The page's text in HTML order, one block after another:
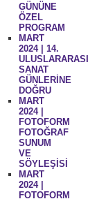
GÜNÜNE
ÖZEL
PROGRAM
MART
2024 | 14.
ULUSLARARASI
SANAT
GÜNLERİNE
DOĞRU
MART
2024 |
FOTOFORM
FOTOĞRAF
SUNUM
VE
SÖYLEŞİSİ
MART
2024 |
FOTOFORM